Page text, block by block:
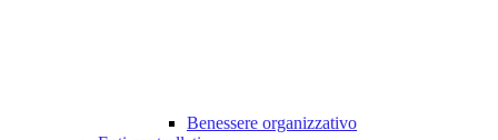
Benessere organizzativo